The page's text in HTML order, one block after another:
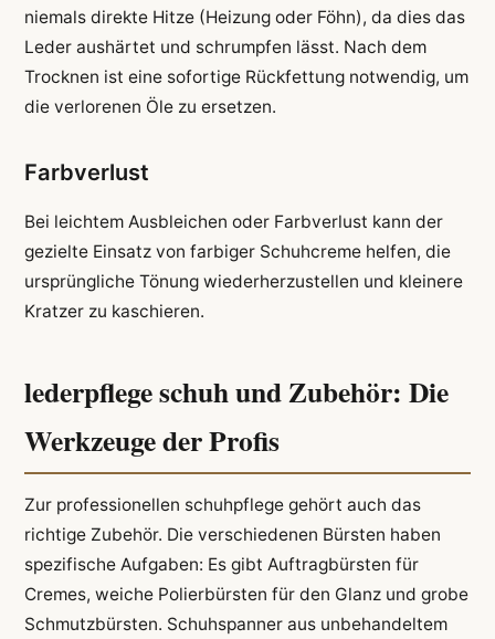
niemals direkte Hitze (Heizung oder Föhn), da dies das
Leder aushärtet und schrumpfen lässt. Nach dem
Trocknen ist eine sofortige Rückfettung notwendig, um
die verlorenen Öle zu ersetzen.
Farbverlust
Bei leichtem Ausbleichen oder Farbverlust kann der
gezielte Einsatz von farbiger Schuhcreme helfen, die
ursprüngliche Tönung wiederherzustellen und kleinere
Kratzer zu kaschieren.
lederpflege schuh und Zubehör: Die
Werkzeuge der Profis
Zur professionellen schuhpflege gehört auch das
richtige Zubehör. Die verschiedenen Bürsten haben
spezifische Aufgaben: Es gibt Auftragbürsten für
Cremes, weiche Polierbürsten für den Glanz und grobe
Schmutzbürsten. Schuhspanner aus unbehandeltem